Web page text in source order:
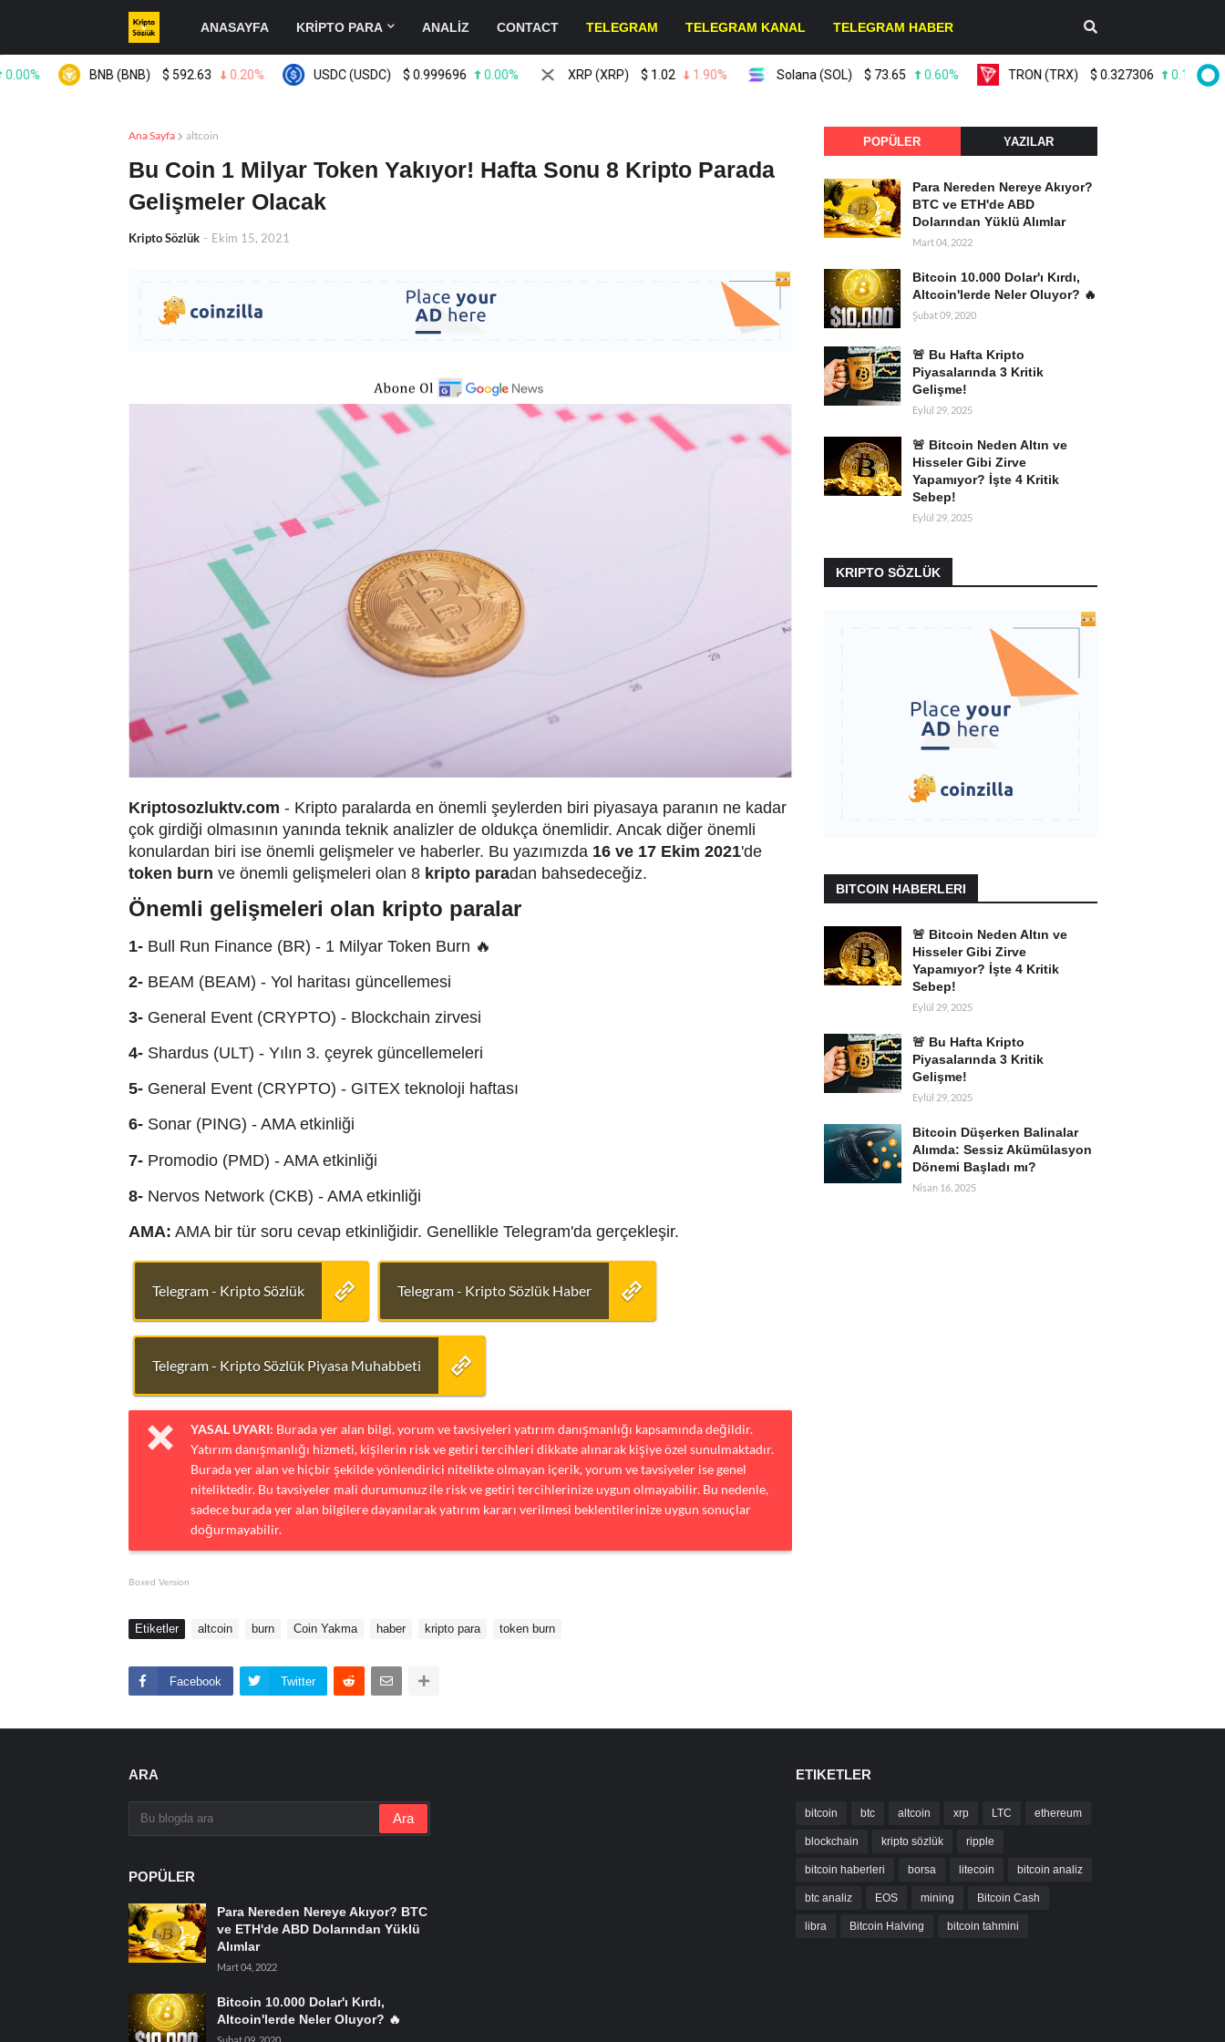
ANASAYFA KRİPTO PARA ANALİZ CONTACT TELEGRAM TELEGRAM KANAL TELEGRAM HABER
BNB (BNB) $592.63 0.20% USDC (USDC) $0.999696 0.00% XRP (XRP) $1.02 1.90% Solana (SOL) $73.65 0.60% TRON (TRX) $0.327306 0.10%
Ana Sayfa altcoin
Bu Coin 1 Milyar Token Yakıyor! Hafta Sonu 8 Kripto Parada
Gelişmeler Olacak
Kripto Sözlük - Ekim 15, 2021
Kriptosozluktv.com - Kripto paralarda en önemli şeylerden biri piyasaya paranın ne kadar
çok girdiği olmasının yanında teknik analizler de oldukça önemlidir. Ancak diğer önemli
konulardan biri ise önemli gelişmeler ve haberler. Bu yazımızda 16 ve 17 Ekim 2021'de
token burn ve önemli gelişmeleri olan 8 kripto paradan bahsedeceğiz.
Önemli gelişmeleri olan kripto paralar
1-Bull Run Finance (BR) - 1 Milyar Token Burn 🔥
2-BEAM (BEAM) - Yol haritası güncellemesi
3-General Event (CRYPTO) - Blockchain zirvesi
4-Shardus (ULT) - Yılın 3. çeyrek güncellemeleri
5-General Event (CRYPTO) - GITEX teknoloji haftası
6-Sonar (PING) - AMA etkinliği
7- Promodio (PMD) - AMA etkinliği
8-Nervos Network (CKB) - AMA etkinliği
AMA: AMA bir tür soru cevap etkinliğidir. Genellikle Telegram'da gerçekleşir.
Telegram - Kripto Sözlük Telegram - Kripto Sözlük Haber
Telegram - Kripto Sözlük Piyasa Muhabbeti
YASAL UYARI: Burada yer alan bilgi, yorum ve tavsiyeleri yatırım danışmanlığı kapsamında değildir.
Yatırım danışmanlığı hizmeti, kişilerin risk ve getiri tercihleri dikkate alınarak kişiye özel sunulmaktadır.
Burada yer alan ve hiçbir şekilde yönlendirici nitelikte olmayan içerik, yorum ve tavsiyeler ise genel
niteliktedir. Bu tavsiyeler mali durumunuz ile risk ve getiri tercihlerinize uygun olmayabilir. Bu nedenle,
sadece burada yer alan bilgilere dayanılarak yatırım kararı verilmesi beklentilerinize uygun sonuçlar
doğurmayabilir.
Boxed Version
Etiketler altcoin burn Coin Yakma haber kripto para token burn
Facebook Twitter
POPÜLER YAZILAR
Para Nereden Nereye Akıyor?
BTC ve ETH'de ABD
Dolarından Yüklü Alımlar
Mart 04, 2022
Bitcoin 10.000 Dolar'ı Kırdı,
Altcoin'lerde Neler Oluyor? 🔥
Şubat 09, 2020
🚨 Bu Hafta Kripto
Piyasalarında 3 Kritik
Gelişme!
Eylül 29, 2025
🚨 Bitcoin Neden Altın ve
Hisseler Gibi Zirve
Yapamıyor? İşte 4 Kritik
Sebep!
Eylül 29, 2025
KRIPTO SÖZLÜK
BITCOIN HABERLERI
🚨 Bitcoin Neden Altın ve
Hisseler Gibi Zirve
Yapamıyor? İşte 4 Kritik
Sebep!
Eylül 29, 2025
🚨 Bu Hafta Kripto
Piyasalarında 3 Kritik
Gelişme!
Eylül 29, 2025
Bitcoin Düşerken Balinalar
Alımda: Sessiz Akümülasyon
Dönemi Başladı mı?
Nisan 16, 2025
ARA
POPÜLER
Para Nereden Nereye Akıyor? BTC
ve ETH'de ABD Dolarından Yüklü
Alımlar
Mart 04, 2022
Bitcoin 10.000 Dolar'ı Kırdı,
Altcoin'lerde Neler Oluyor? 🔥
ETIKETLER
bitcoin btc altcoin xrp LTC ethereum
blockchain kripto sözlük ripple
bitcoin haberleri borsa litecoin bitcoin analiz
btc analiz EOS mining Bitcoin Cash
libra Bitcoin Halving bitcoin tahmini